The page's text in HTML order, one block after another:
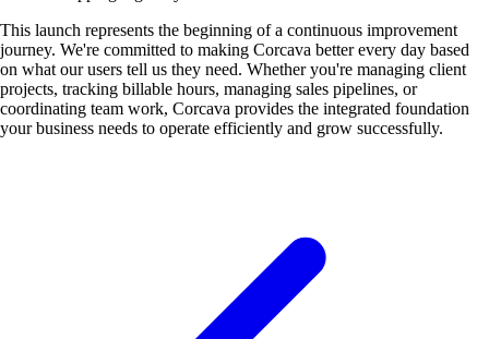
This launch represents the beginning of a continuous improvement
journey. We're committed to making Corcava better every day based
on what our users tell us they need. Whether you're managing client
projects, tracking billable hours, managing sales pipelines, or
coordinating team work, Corcava provides the integrated foundation
your business needs to operate efficiently and grow successfully.